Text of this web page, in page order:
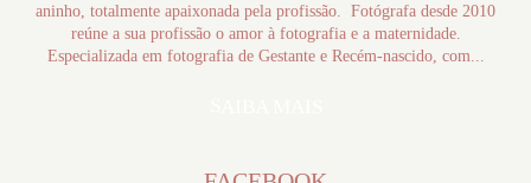
aninho, totalmente apaixonada pela profissão. Fotógrafa desde 2010
reúne a sua profissão o amor à fotografia e a maternidade.
Especializada em fotografia de Gestante e Recém-nascido, com...